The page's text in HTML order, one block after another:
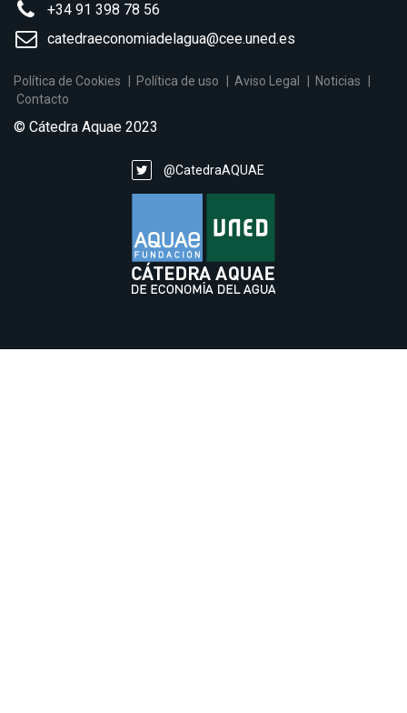
+34 91 398 78 56
catedraeconomiadelagua@cee.uned.es
Política de Cookies Política de uso Aviso Legal
Noticias
Contacto
© Cátedra Aquae 2023
@CatedraAQUAE